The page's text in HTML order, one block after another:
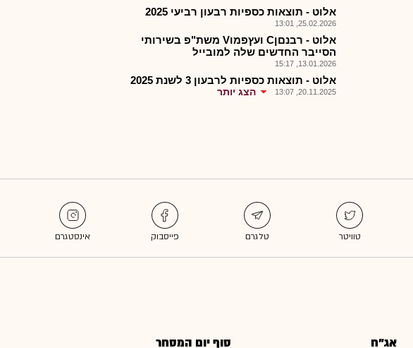
אלוט - תוצאות כספיות רבעון רביעי 2025
25.02.2026, 13:01
אלוט - רבנםןC ועץפמוV משת"פ בשירותי
הסייבר החדשים שלה למובייל
13.01.2026, 15:17
אלוט - תוצאות כספיות לרבעון 3 לשנת 2025
20.11.2025, 13:07 הצג יותר
אג"ח סוף יום המסחר